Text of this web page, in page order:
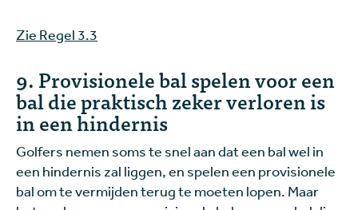
Zie Regel 3.3
9. Provisionele bal spelen voor een
bal die praktisch zeker verloren is
in een hindernis
Golfers nemen soms te snel aan dat een bal wel in
een hindernis zal liggen, en spelen een provisionele
bal om te vermijden terug te moeten lopen. Maar